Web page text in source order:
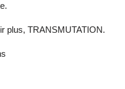
plus, TRANSMUTATION.